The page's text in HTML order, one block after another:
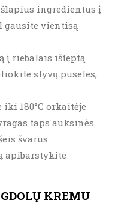
ingredientus į
gausite vientisą
į riebalais išteptą
slyvų puseles,
180°C orkaitėje
taps auksinės
švarus.
apibarstykite
KREMU